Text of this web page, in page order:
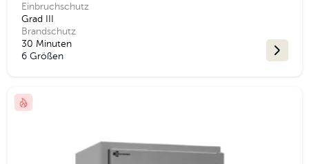
Einbruchschutz
Grad III
Brandschutz
30 Minuten
6 Größen